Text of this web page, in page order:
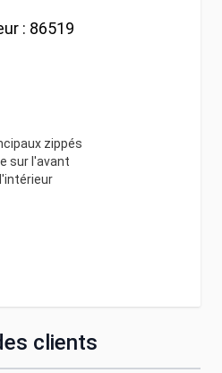
: 86519
zippés
sur l'avant
clients